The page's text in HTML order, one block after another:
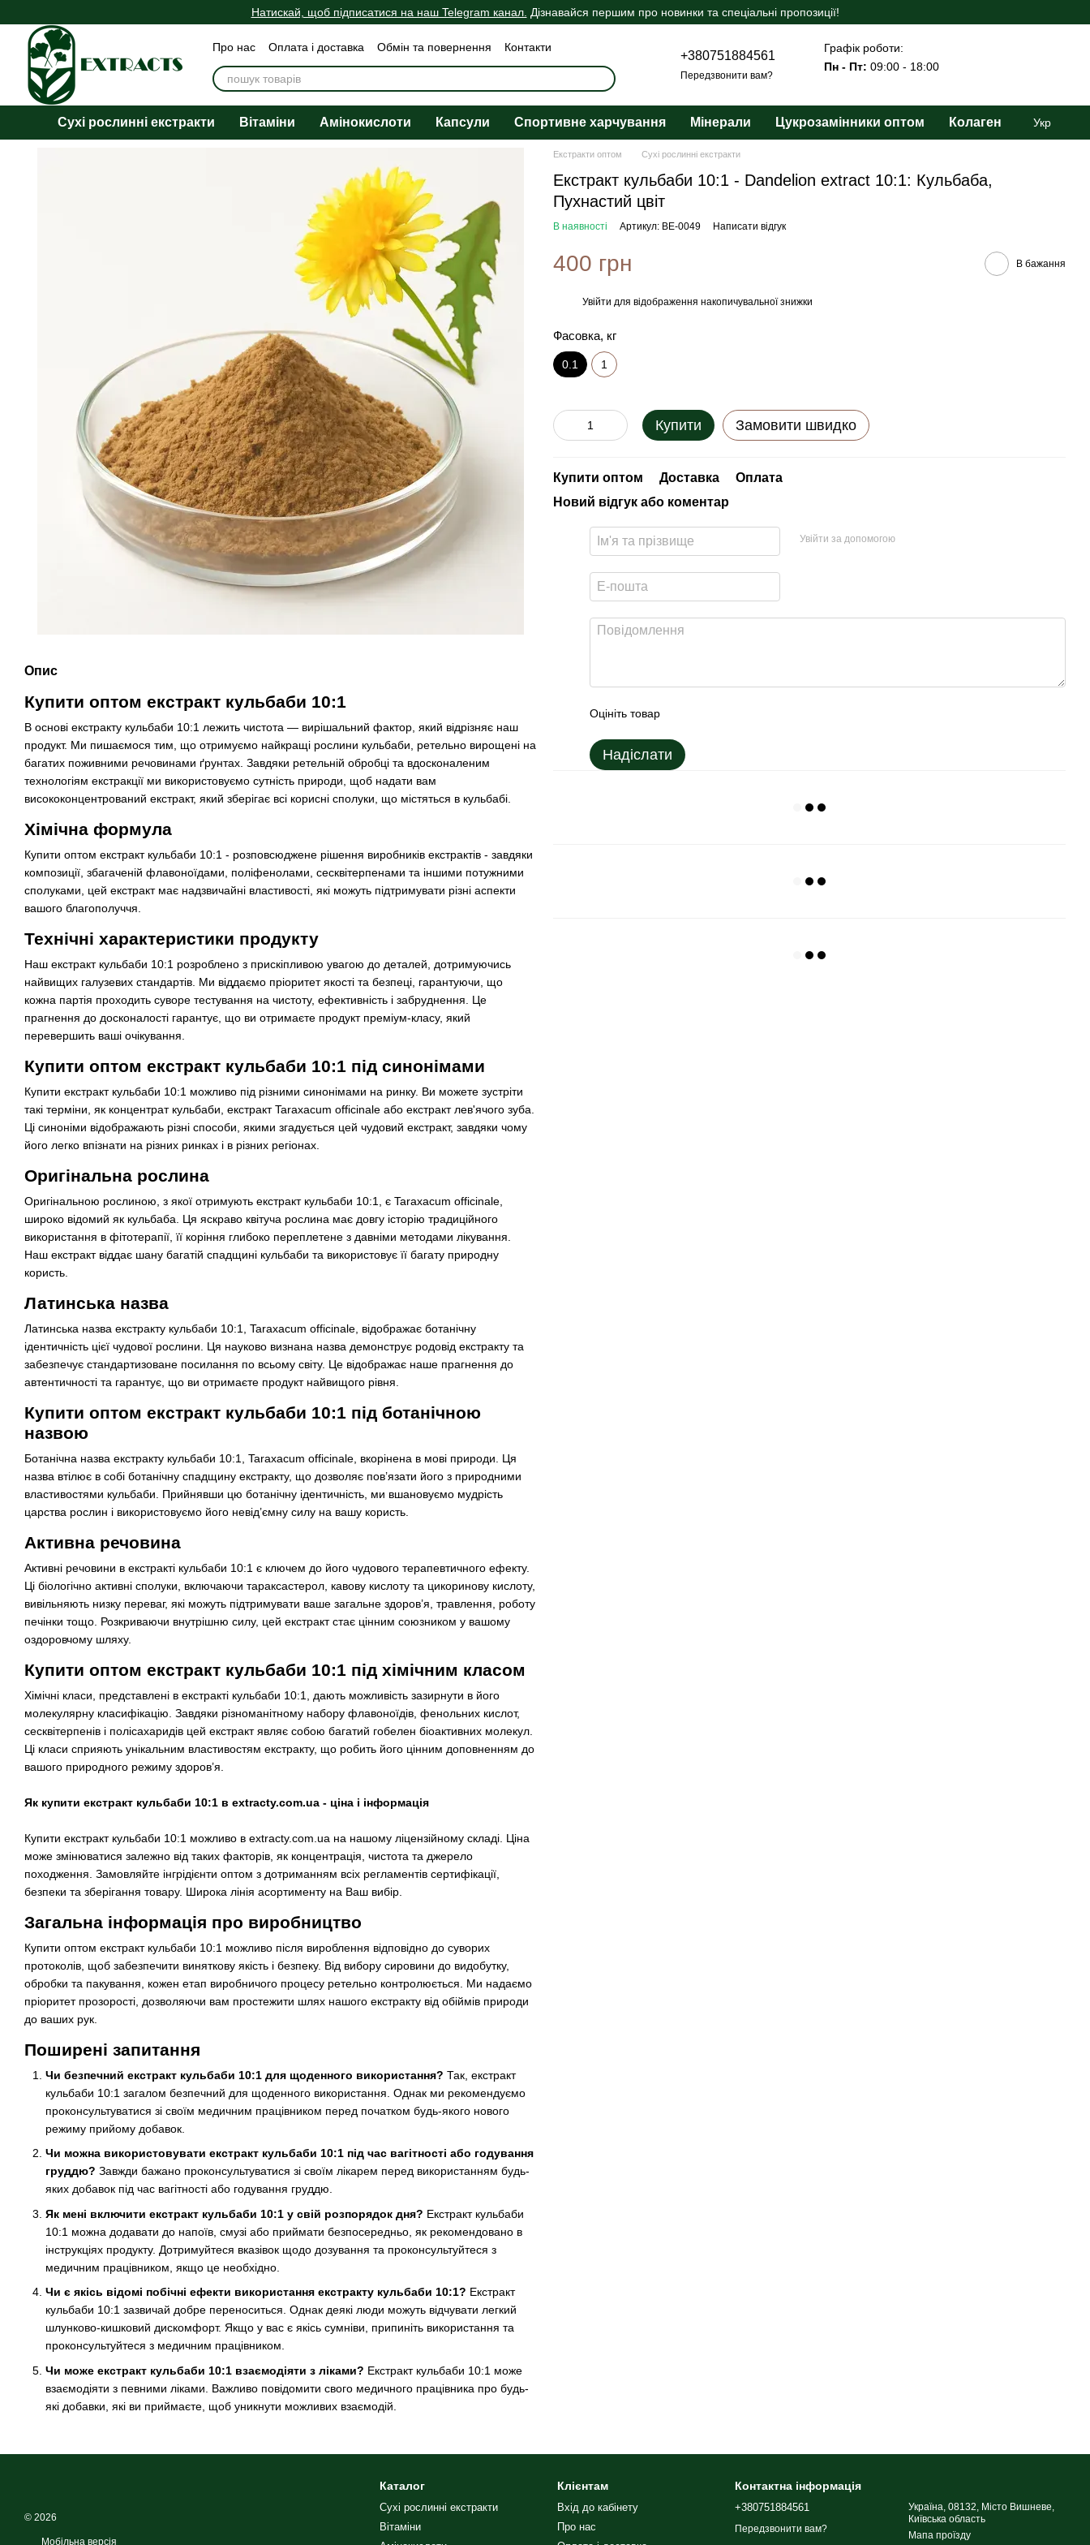
Натискай, щоб підписатися на наш Telegram канал. Дізнавайся першим про новинки та спеціальні пропозиції!
Про нас Оплата і доставка Обмін та повернення
Контакти
Угода користувача
Публічна оферта
+380751884561
Передзвонити вам?
Графік роботи:
Пн - Пт: 09:00 - 18:00
Сухі рослинні екстракти Вітаміни Амінокислоти Капсули Спортивне харчування Мінерали Цукрозамінники оптом Колаген Укр
Опис
Купити оптом екстракт кульбаби 10:1
В основі екстракту кульбаби 10:1 лежить чистота — вирішальний фактор, який відрізняє наш
продукт. Ми пишаємося тим, що отримуємо найкращі рослини кульбаби, ретельно вирощені на
багатих поживними речовинами ґрунтах. Завдяки ретельній обробці та вдосконаленим
технологіям екстракції ми використовуємо сутність природи, щоб надати вам
висококонцентрований екстракт, який зберігає всі корисні сполуки, що містяться в кульбабі.
Хімічна формула
Купити оптом екстракт кульбаби 10:1 - розповсюджене рішення виробників екстрактів - завдяки
композиції, збагаченій флавоноїдами, поліфенолами, сесквітерпенами та іншими потужними
сполуками, цей екстракт має надзвичайні властивості, які можуть підтримувати різні аспекти
вашого благополуччя.
Технічні характеристики продукту
Наш екстракт кульбаби 10:1 розроблено з прискіпливою увагою до деталей, дотримуючись
найвищих галузевих стандартів. Ми віддаємо пріоритет якості та безпеці, гарантуючи, що
кожна партія проходить суворе тестування на чистоту, ефективність і забруднення. Це
прагнення до досконалості гарантує, що ви отримаєте продукт преміум-класу, який
перевершить ваші очікування.
Купити оптом екстракт кульбаби 10:1 під синонімами
Купити екстракт кульбаби 10:1 можливо під різними синонімами на ринку. Ви можете зустріти
такі терміни, як концентрат кульбаби, екстракт Taraxacum officinale або екстракт лев'ячого зуба.
Ці синоніми відображають різні способи, якими згадується цей чудовий екстракт, завдяки чому
його легко впізнати на різних ринках і в різних регіонах.
Оригінальна рослина
Оригінальною рослиною, з якої отримують екстракт кульбаби 10:1, є Taraxacum officinale,
широко відомий як кульбаба. Ця яскраво квітуча рослина має довгу історію традиційного
використання в фітотерапії, її коріння глибоко переплетене з давніми методами лікування.
Наш екстракт віддає шану багатій спадщині кульбаби та використовує її багату природну
користь.
Латинська назва
Латинська назва екстракту кульбаби 10:1, Taraxacum officinale, відображає ботанічну
ідентичність цієї чудової рослини. Ця науково визнана назва демонструє родовід екстракту та
забезпечує стандартизоване посилання по всьому світу. Це відображає наше прагнення до
автентичності та гарантує, що ви отримаєте продукт найвищого рівня.
Купити оптом екстракт кульбаби 10:1 під ботанічною
назвою
Ботанічна назва екстракту кульбаби 10:1, Taraxacum officinale, вкорінена в мові природи. Ця
назва втілює в собі ботанічну спадщину екстракту, що дозволяє пов’язати його з природними
властивостями кульбаби. Прийнявши цю ботанічну ідентичність, ми вшановуємо мудрість
царства рослин і використовуємо його невід’ємну силу на вашу користь.
Активна речовина
Активні речовини в екстракті кульбаби 10:1 є ключем до його чудового терапевтичного ефекту.
Ці біологічно активні сполуки, включаючи тараксастерол, кавову кислоту та цикоринову кислоту,
вивільняють низку переваг, які можуть підтримувати ваше загальне здоров’я, травлення, роботу
печінки тощо. Розкриваючи внутрішню силу, цей екстракт стає цінним союзником у вашому
оздоровчому шляху.
Купити оптом екстракт кульбаби 10:1 під хімічним класом
Хімічні класи, представлені в екстракті кульбаби 10:1, дають можливість зазирнути в його
молекулярну класифікацію. Завдяки різноманітному набору флавоноїдів, фенольних кислот,
сесквітерпенів і полісахаридів цей екстракт являє собою багатий гобелен біоактивних молекул.
Ці класи сприяють унікальним властивостям екстракту, що робить його цінним доповненням до
вашого природного режиму здоров’я.
Як купити екстракт кульбаби 10:1 в extracty.com.ua - ціна і інформація
Купити екстракт кульбаби 10:1 можливо в extracty.com.ua на нашому ліцензійному складі. Ціна
може змінюватися залежно від таких факторів, як концентрація, чистота та джерело
походження. Замовляйте інгрідієнти оптом з дотриманням всіх регламентів сертифікації,
безпеки та зберігання товару. Широка лінія асортименту на Ваш вибір.
Загальна інформація про виробництво
Купити оптом екстракт кульбаби 10:1 можливо після вироблення відповідно до суворих
протоколів, щоб забезпечити виняткову якість і безпеку. Від вибору сировини до видобутку,
обробки та пакування, кожен етап виробничого процесу ретельно контролюється. Ми надаємо
пріоритет прозорості, дозволяючи вам простежити шлях нашого екстракту від обіймів природи
до ваших рук.
Поширені запитання
Чи безпечний екстракт кульбаби 10:1 для щоденного використання? Так, екстракт
кульбаби 10:1 загалом безпечний для щоденного використання. Однак ми рекомендуємо
проконсультуватися зі своїм медичним працівником перед початком будь-якого нового
режиму прийому добавок.
Чи можна використовувати екстракт кульбаби 10:1 під час вагітності або годування
груддю? Завжди бажано проконсультуватися зі своїм лікарем перед використанням будь-
яких добавок під час вагітності або годування груддю.
Як мені включити екстракт кульбаби 10:1 у свій розпорядок дня? Екстракт кульбаби
10:1 можна додавати до напоїв, смузі або приймати безпосередньо, як рекомендовано в
інструкціях продукту. Дотримуйтеся вказівок щодо дозування та проконсультуйтеся з
медичним працівником, якщо це необхідно.
Чи є якісь відомі побічні ефекти використання екстракту кульбаби 10:1? Екстракт
кульбаби 10:1 зазвичай добре переноситься. Однак деякі люди можуть відчувати легкий
шлунково-кишковий дискомфорт. Якщо у вас є якісь сумніви, припиніть використання та
проконсультуйтеся з медичним працівником.
Чи може екстракт кульбаби 10:1 взаємодіяти з ліками? Екстракт кульбаби 10:1 може
взаємодіяти з певними ліками. Важливо повідомити свого медичного працівника про будь-
які добавки, які ви приймаєте, щоб уникнути можливих взаємодій.
Екстракти оптом Сухі рослинні екстракти
Екстракт кульбаби 10:1 - Dandelion extract 10:1: Кульбаба,
Пухнастий цвіт
В наявності Артикул: BE-0049 Написати відгук
400 грн В бажання
Увійти для відображення накопичувальної знижки
Фасовка, кг
0.1 1
Купити Замовити швидко
Купити оптом Доставка
Оплата
Новий відгук або коментар
Увійти за допомогою
Оцініть товар
Надіслати
© 2026
Мобільна версія
Каталог
Сухі рослинні екстракти
Вітаміни
Клієнтам
Вхід до кабінету
Про нас
Контактна інформація
+380751884561
Передзвонити вам?
Україна, 08132, Місто Вишневе,
Київська область
Мапа проїзду